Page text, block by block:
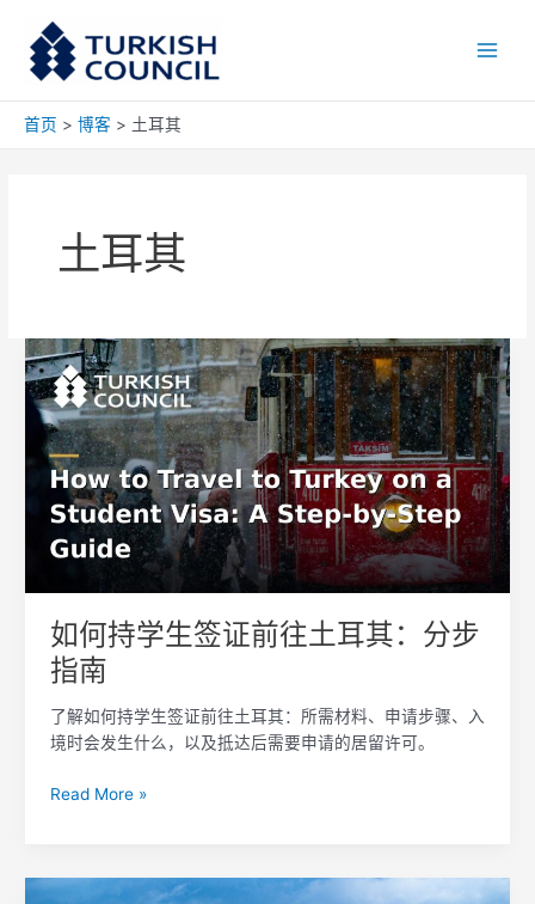
首页 博客 土耳其
土耳其
如何持学生签证前往土耳其：分步
指南
了解如何持学生签证前往土耳其：所需材料、申请步骤、入
境时会发生什么，以及抵达后需要申请的居留许可。
如
何
持
学
生
签
证
前
往
其：
分
指
南
Read More »
土